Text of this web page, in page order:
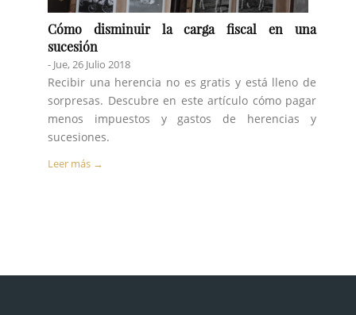
Cómo disminuir la carga fiscal en una
sucesión
- Jue, 26 Julio 2018
Recibir una herencia no es gratis y está lleno de
sorpresas. Descubre en este artículo cómo pagar
menos impuestos y gastos de herencias y
sucesiones.
Leer más →